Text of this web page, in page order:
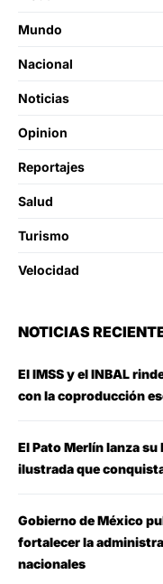
Mundo
Nacional
Noticias
Opinion
Reportajes
Salud
Turismo
Velocidad
NOTICIAS
El IMSS y el INBAL
con la coproducción
El Pato Merlín lanza
ilustrada que
Gobierno de México
fortalecer la
nacionales